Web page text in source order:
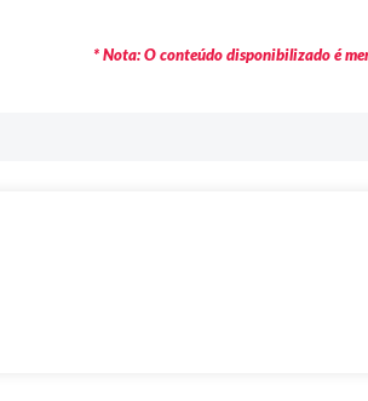
* Nota: O conteúdo disponibilizado é